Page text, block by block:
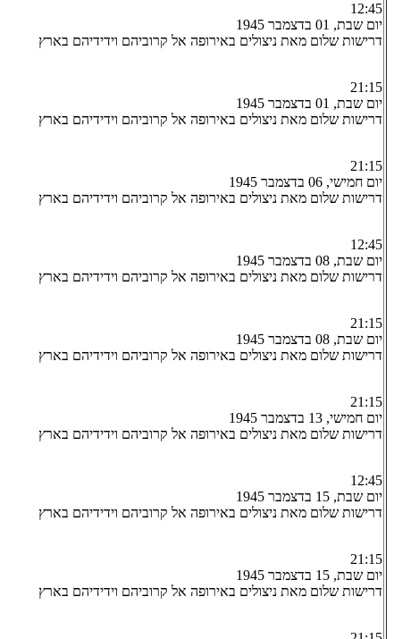
12:45
יום שבת, 01 בדצמבר 1945
דרישות שלום מאת ניצולים באירופה אל קרוביהם וידידיהם בארץ
21:15
יום שבת, 01 בדצמבר 1945
דרישות שלום מאת ניצולים באירופה אל קרוביהם וידידיהם בארץ
21:15
יום חמישי, 06 בדצמבר 1945
דרישות שלום מאת ניצולים באירופה אל קרוביהם וידידיהם בארץ
12:45
יום שבת, 08 בדצמבר 1945
דרישות שלום מאת ניצולים באירופה אל קרוביהם וידידיהם בארץ
21:15
יום שבת, 08 בדצמבר 1945
דרישות שלום מאת ניצולים באירופה אל קרוביהם וידידיהם בארץ
21:15
יום חמישי, 13 בדצמבר 1945
דרישות שלום מאת ניצולים באירופה אל קרוביהם וידידיהם בארץ
12:45
יום שבת, 15 בדצמבר 1945
דרישות שלום מאת ניצולים באירופה אל קרוביהם וידידיהם בארץ
21:15
יום שבת, 15 בדצמבר 1945
דרישות שלום מאת ניצולים באירופה אל קרוביהם וידידיהם בארץ